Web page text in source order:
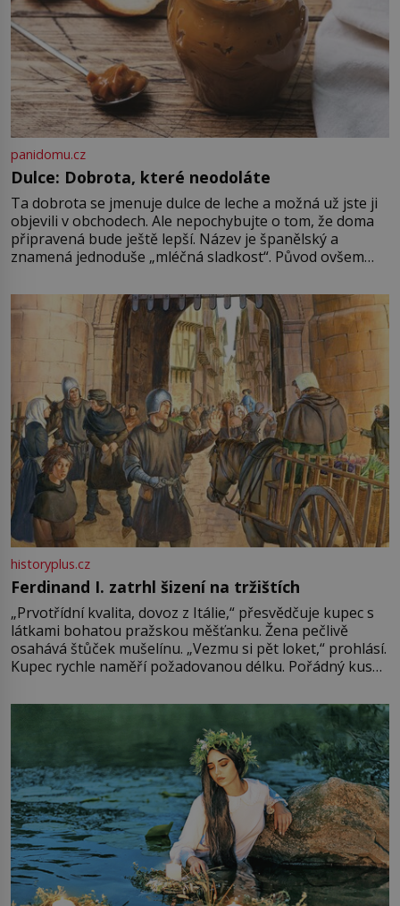
panidomu.cz
Dulce: Dobrota, které neodoláte
Ta dobrota se jmenuje dulce de leche a možná už jste ji
objevili v obchodech. Ale nepochybujte o tom, že doma
připravená bude ještě lepší. Název je španělský a
znamená jednoduše „mléčná sladkost“. Původ ovšem
pře hned několik latinskoamerických zemí a k tomu
Francie, kde se traduje,
historyplus.cz
Ferdinand I. zatrhl šizení na tržištích
„Prvotřídní kvalita, dovoz z Itálie,“ přesvědčuje kupec s
látkami bohatou pražskou měšťanku. Žena pečlivě
osahává štůček mušelínu. „Vezmu si pět loket,“ prohlásí.
Kupec rychle naměří požadovanou délku. Pořádný kus
milostpaní. Stačí jenom na sukni,“ zhodnotí švadlena
množství růžového mušelínu. „Ošidili vás, podívejte.“
Vezme do ruky dřevěnou